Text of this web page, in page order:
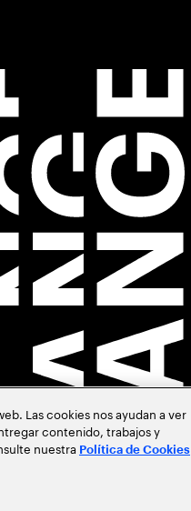
Las cookies nos ayudan a ver
contenido, trabajos y
nuestra Política de Cookies